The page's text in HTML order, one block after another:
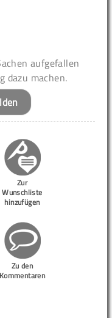
aufgefallen
dazu machen.
Zur
Wunschliste
hinzufügen
Zu den
Kommentaren